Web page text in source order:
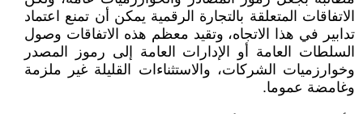
الاتفاقات المتعلقة بالتجارة الرقمية يمكن أن تمنع اعتماد
تدابير في هذا الاتجاه، وتقيد معظم هذه الاتفاقات وصول
السلطات العامة أو الإدارات العامة إلى رموز المصدر
وخوارزميات الشركات، والاستثناءات القليلة غير ملزمة
وغامضة عموما.